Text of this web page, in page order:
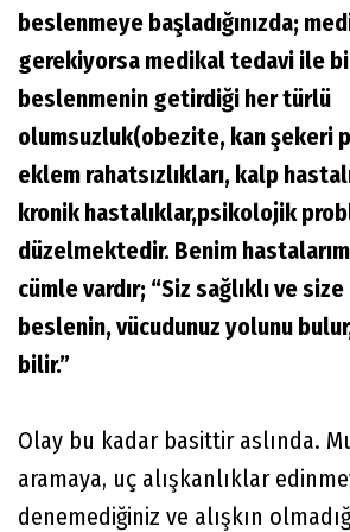
beslenmeye başladığınızda;
gerekiyorsa medikal tedavi ile
beslenmenin getirdiği her türlü
olumsuzluk(obezite, kan şekeri
eklem rahatsızlıkları, kalp
kronik hastalıklar,psikolojik
düzelmektedir. Benim
cümle vardır; “Siz sağlıklı ve
beslenin, vücudunuz yolunu
bilir.”
Olay bu kadar basittir aslında.
aramaya, uç alışkanlıklar
denemediğiniz ve alışkın